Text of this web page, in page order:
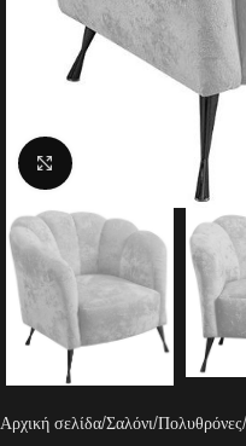
Click to enlarge
Αρχική σελίδα Σαλόνι Πολυθρόνες